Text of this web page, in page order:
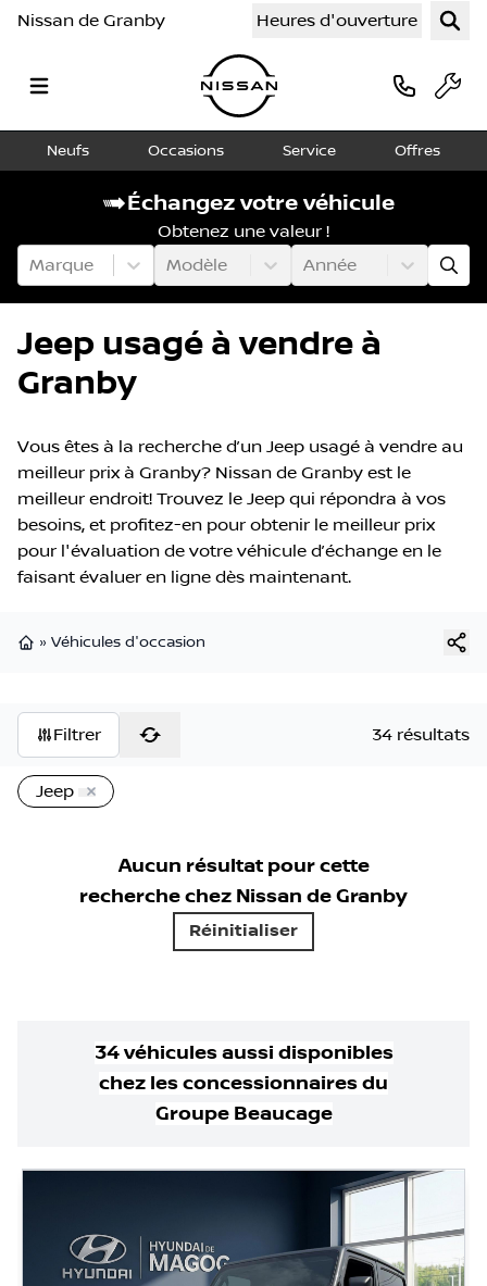
Nissan de Granby Heures d'ouverture
Neufs Occasions Service Offres
Échangez votre véhicule
Obtenez une valeur !
Marque
Modèle Année
Jeep usagé à vendre à
Granby
Vous êtes à la recherche d’un Jeep usagé à vendre au
meilleur prix à Granby? Nissan de Granby est le
meilleur endroit! Trouvez le Jeep qui répondra à vos
besoins, et profitez-en pour obtenir le meilleur prix
pour l'évaluation de votre véhicule d’échange en le
faisant évaluer en ligne dès maintenant.
» Véhicules d'occasion
Filtrer 34 résultats
Jeep
Aucun résultat pour cette
recherche chez Nissan de Granby
Réinitialiser
34véhicules aussi disponibles
chez les concessionnairesdu
Groupe Beaucage